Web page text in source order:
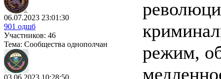
06.07.2023 23:01:30
901 одшб
Участников: 46
Тема: Сообщества однополчан
03.06.2023 10:28:50
режим,